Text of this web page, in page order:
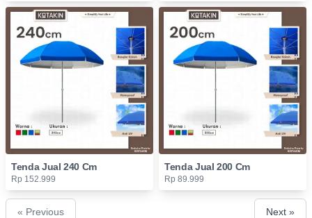
Tenda Jual 240 Cm
Rp 152.999
Tenda Jual 200 Cm
Rp 89.999
« Previous Next »